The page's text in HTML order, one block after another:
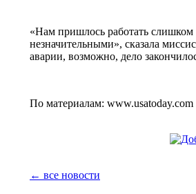
«Нам пришлось работать
незначительными», сказала
аварии, возможно, дело
По материалам: www.usatoday.com
← все новости